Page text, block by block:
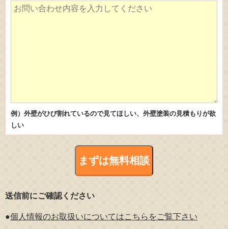
例）外壁がひび割れているので見てほしい、外壁塗装の見積もりが欲
しい
送信前にご確認ください
●個人情報のお取扱いについてはこちらをご覧下さい